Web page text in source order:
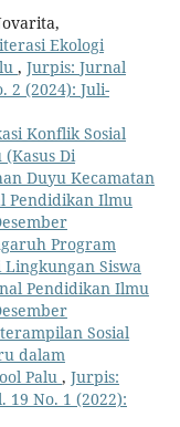
Ekologi
, Jurpis: Jurnal
2 (2024): Juli-
Konflik Sosial
Di
Duyu Kecamatan
Pendidikan Ilmu
Program
Siswa
Pendidikan Ilmu
Sosial
dalam
Palu , Jurpis:
19 No. 1 (2022):